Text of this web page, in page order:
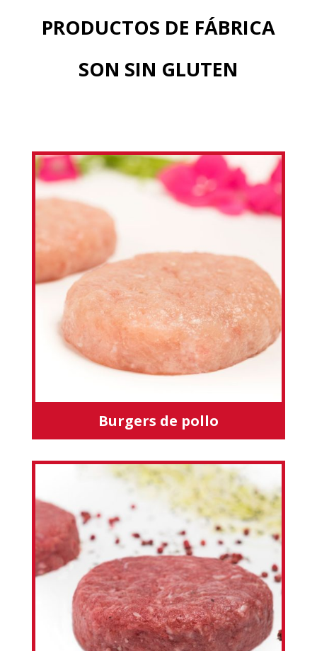
PRODUCTOS DE FÁBRICA
SON SIN GLUTEN
Burgers de pollo